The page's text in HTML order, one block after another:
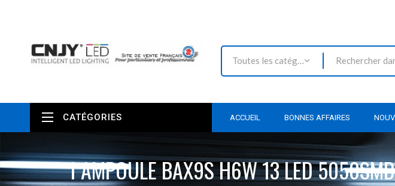
Toutes les catégories
ACCUEIL BONNES AFFAIRES
CATÉGORIES
1 AMPOULE BAX9S H6W 13 LED